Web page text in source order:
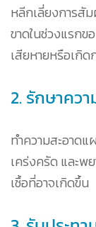
หลีกเลี่ยงการสั
ขาดในช่วงแรกข
เสียหายหรือเกิด
2. รักษาคว
ทำความสะอาด
เคร่งครัด และพ
เชื้อที่อาจเกิดขึ้น